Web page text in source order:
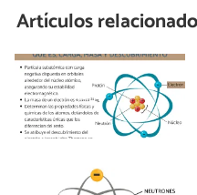
Artículos